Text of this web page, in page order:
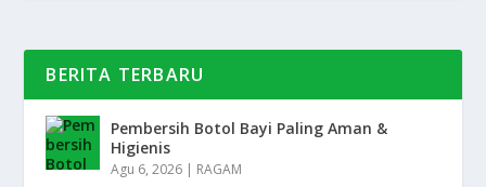
BERITA TERBARU
Pembersih Botol Bayi Paling Aman &
Higienis
Agu 6, 2026 | RAGAM